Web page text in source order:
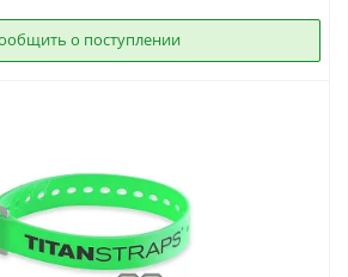
о поступлении